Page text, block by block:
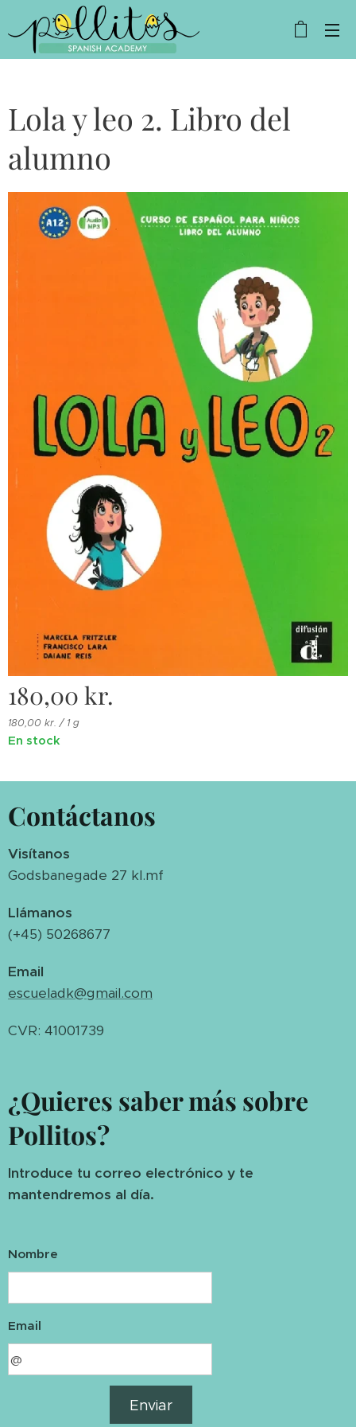
Lola y leo 2. Libro del
alumno
180,00 kr.
180,00 kr. / 1 g
En stock
Contáctanos
Visítanos
Godsbanegade 27 kl.mf
Llámanos
(+45) 50268677
Email
escueladk@gmail.com
CVR: 41001739
¿Quieres saber más sobre
Pollitos?
Introduce tu correo electrónico y te
mantendremos al día.
Nombre
Email
Enviar